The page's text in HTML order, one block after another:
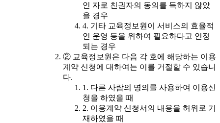
인 자로 친권자의 동의를 득하지 않았
을 경우
4. 기타 교육정보원이 서비스의 효율적
인 운영 등을 위하여 필요하다고 인정
되는 경우
② 교육정보원은 다음 각 호에 해당하는 이용
계약 신청에 대하여는 이를 거절할 수 있습니
다.
1. 다른 사람의 명의를 사용하여 이용신
청을 하였을 때
2. 이용계약 신청서의 내용을 허위로 기
재하였을 때